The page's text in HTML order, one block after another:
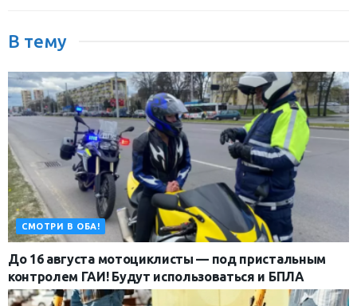
В тему
СМОТРИ В ОБА!
До 16 августа мотоциклисты — под пристальным
контролем ГАИ! Будут использоваться и БПЛА